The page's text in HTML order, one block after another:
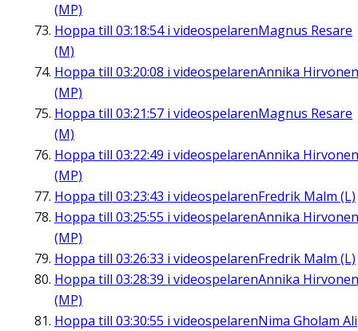
(MP)
Hoppa till 03:18:54i videospelarenMagnus Resare
(M)
Hoppa till 03:20:08 i videospelarenAnnika Hirvonen
(MP)
Hoppa till 03:21:57 i videospelarenMagnus Resare
(M)
Hoppa till 03:22:49 i videospelarenAnnika Hirvonen
(MP)
Hoppa till 03:23:43 i videospelarenFredrik Malm (L)
Hoppa till 03:25:55 i videospelarenAnnika Hirvonen
(MP)
Hoppa till 03:26:33 i videospelarenFredrik Malm (L)
Hoppa till 03:28:39 i videospelarenAnnika Hirvonen
(MP)
Hoppa till 03:30:55 i videospelarenNima Gholam Ali